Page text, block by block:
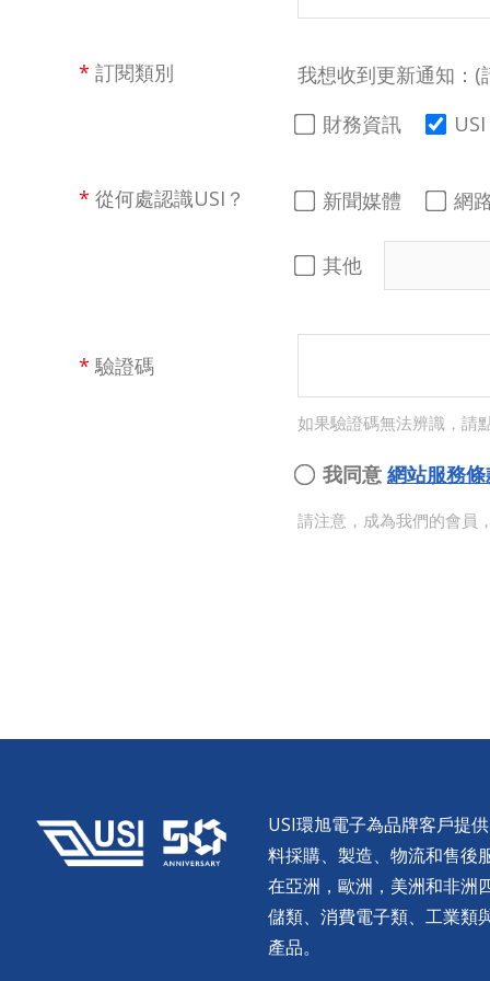
* 訂閱類別
我想收到更新通知：(
財務資訊
* 從何處認識USI？ 新聞媒體 網
其他
* 驗證碼
如果驗證碼無法辨識，請
我同意 網站服務
請注意，成為我們的會員
USI環旭電子為品牌客戶提
料採購、製造、物流和售後
在亞洲，歐洲，美洲和非洲
儲類、消費電子類、工業類
產品。